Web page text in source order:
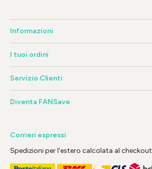
Informazioni
I tuoi ordini
Servizio Clienti
Diventa FANSave
Corrieri espressi
Spedizioni per l'estero calcolata al checkout